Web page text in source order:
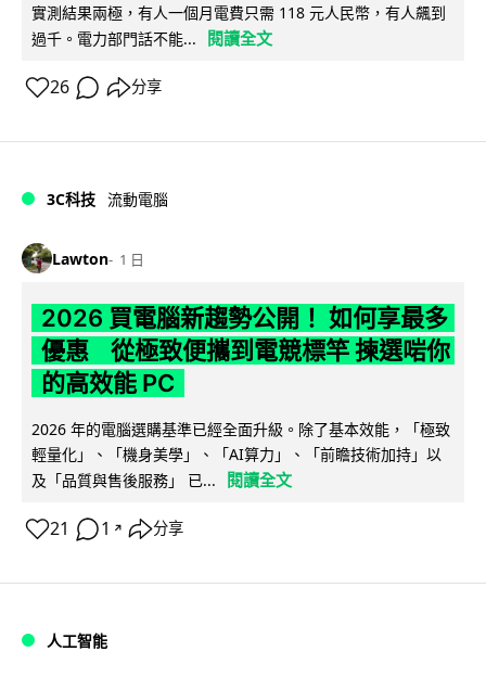
實測結果兩極，有人一個月電費只需 118 元人民幣，有人飆到
過千。電力部門話不能...
閱讀全文
26 分享
3C科技 流動電腦
Lawton 1 日
2026 買電腦新趨勢公開！ 如何享最多
優惠 從極致便攜到電競標竿 揀選啱你
的高效能 PC
2026 年的電腦選購基準已經全面升級。除了基本效能，「極致
輕量化」、「機身美學」、「AI算力」、「前瞻技術加持」以
及「品質與售後服務」 已...
閱讀全文
21 1 ↗ 分享
人工智能